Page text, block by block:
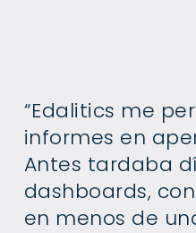
“Edalitics me
informes en
Antes tardaba
dashboards,
en menos de